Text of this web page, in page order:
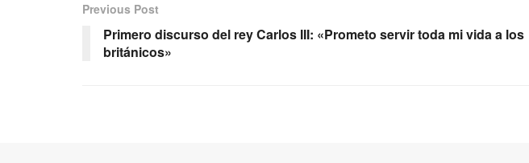
Previous Post
Primero discurso del rey Carlos III: «Prometo servir toda mi vida a los
británicos»